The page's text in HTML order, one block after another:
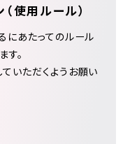
使用ルール）
にあたってのルール
す。
いただくようお願い